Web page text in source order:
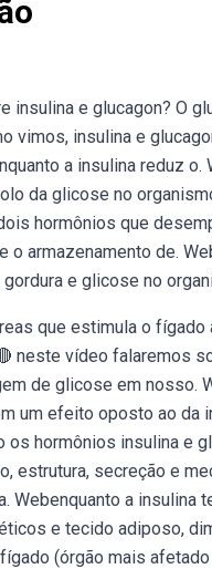
insulina e glucagon? O
insulina e
a insulina reduz
da glicose no
hormônios que
o armazenamento de.
e glicose no
que estimula o
neste vídeo falaremos
de glicose em nosso.
um efeito oposto ao da
hormônios insulina e
estrutura, secreção e
a insulina
e tecido adiposo,
(órgão mais